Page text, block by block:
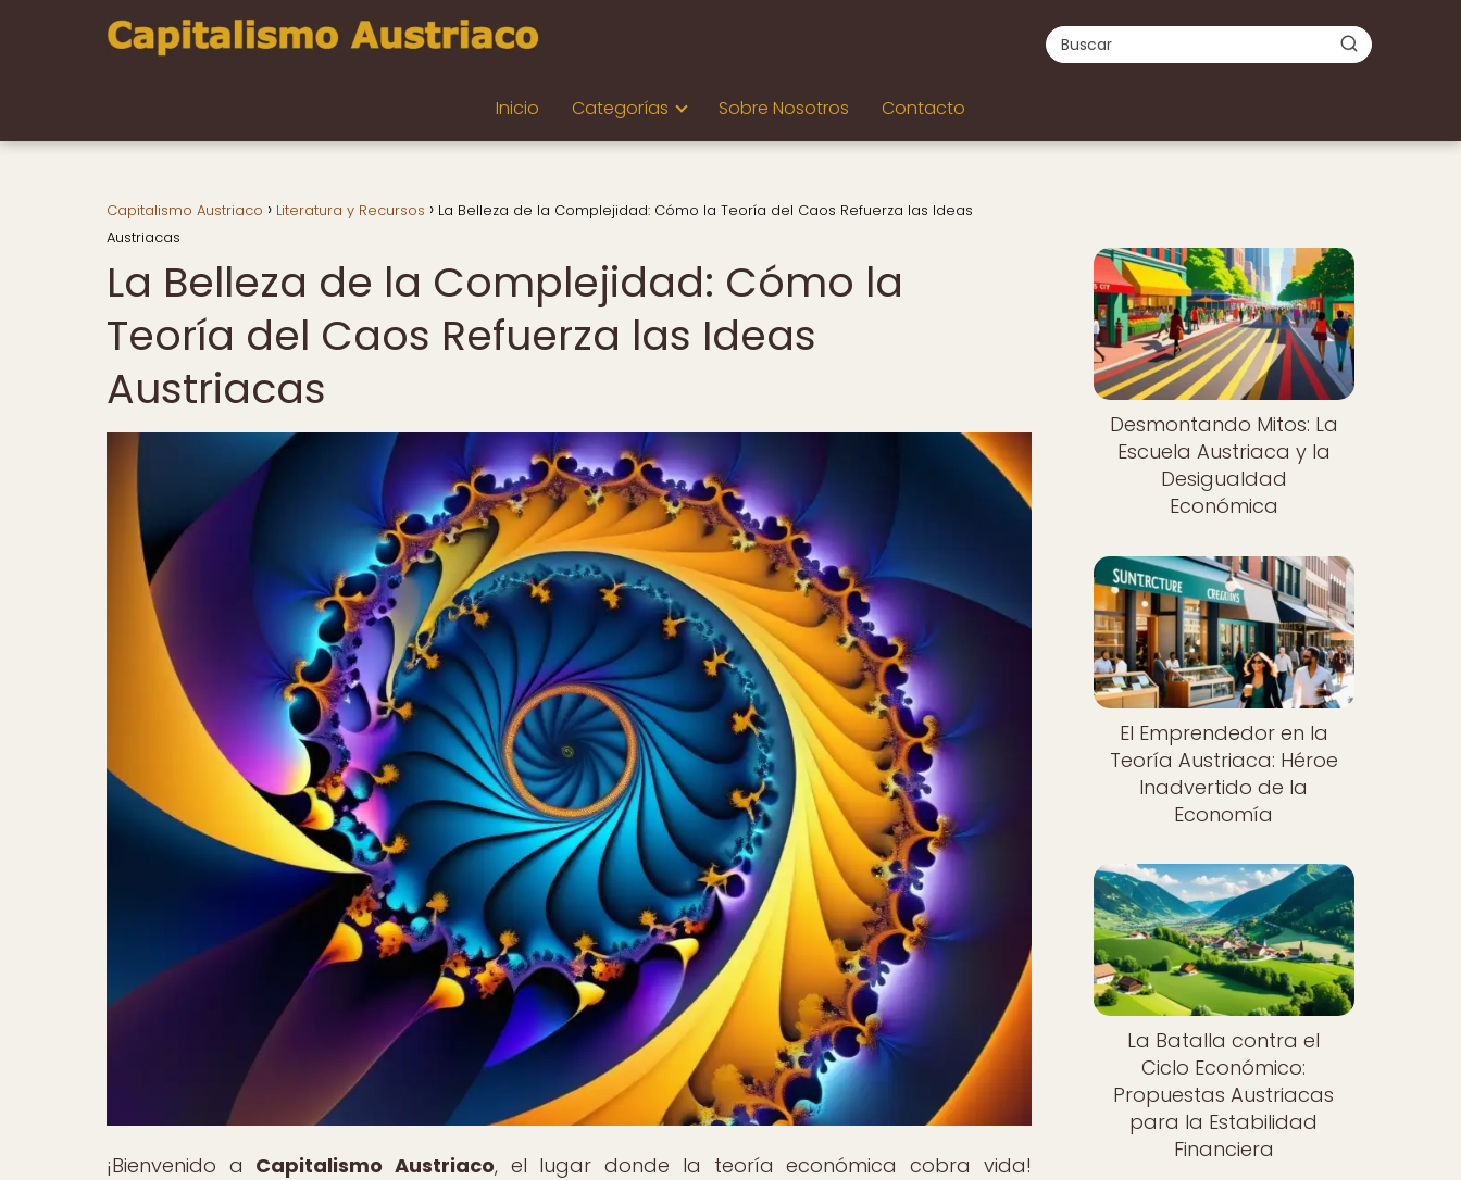
Inicio Categorías Sobre Nosotros Contacto
Capitalismo Austriaco Literatura y Recursos
La Belleza de la Complejidad: Cómo la Teoría del Caos Refuerza las Ideas
Austriacas
La Belleza de la Complejidad: Cómo la
Teoría del Caos Refuerza las Ideas
Austriacas
¡Bienvenido a Capitalismo Austriaco, el lugar donde la teoría económica cobra vida!
Desmontando Mitos: La
Escuela Austriaca y la
Desigualdad
Económica
El Emprendedor en la
Teoría Austriaca: Héroe
Inadvertido de la
Economía
La Batalla contra el
Ciclo Económico:
Propuestas Austriacas
para la Estabilidad
Financiera